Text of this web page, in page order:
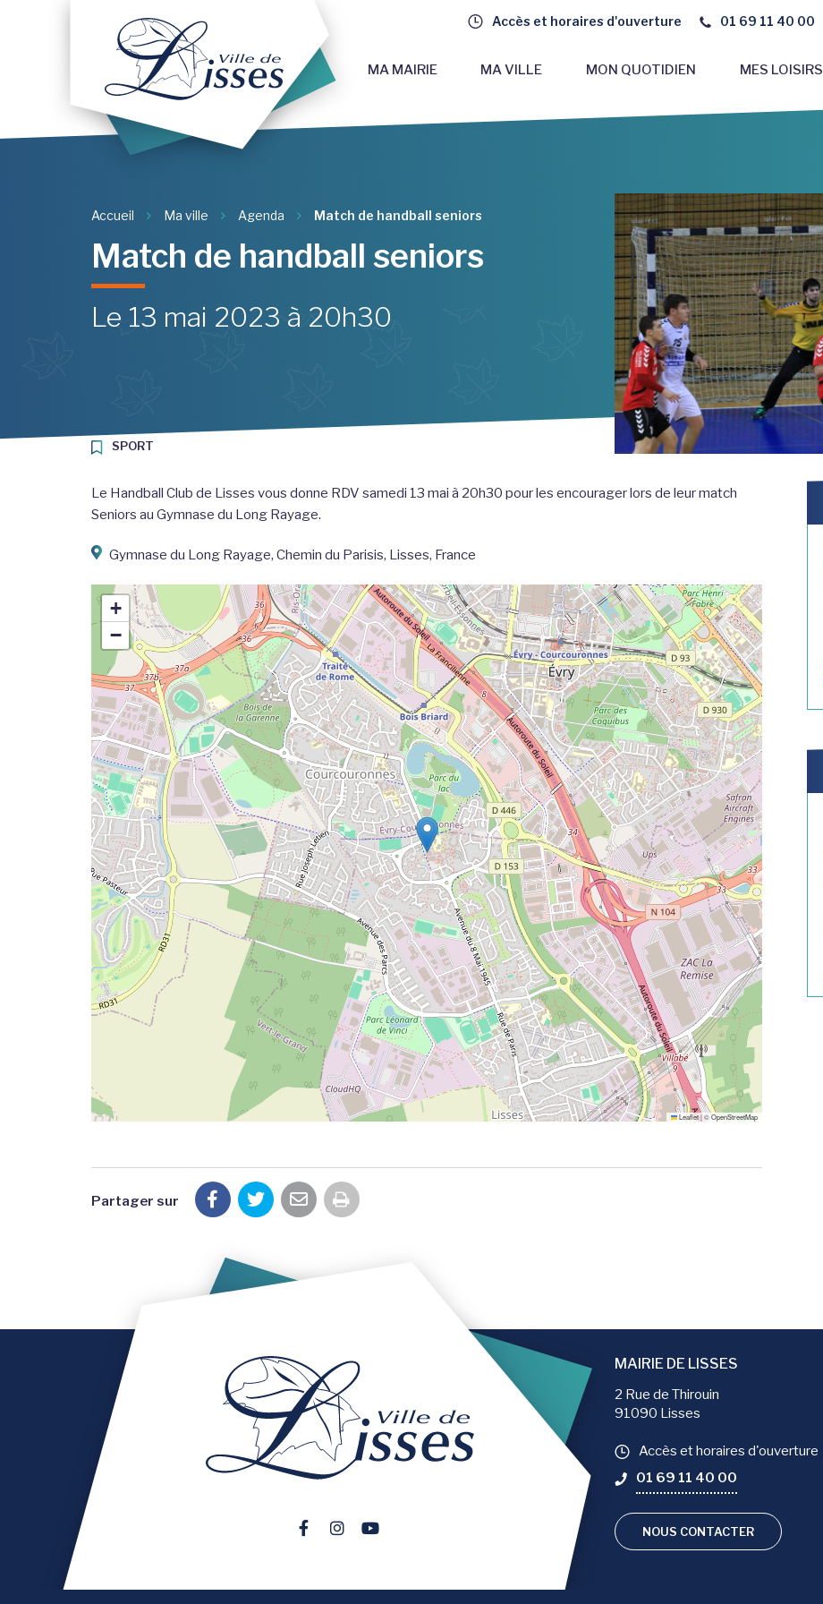
Accès et horaires d'ouverture 01 69 11 40 00
MA MAIRIE MA VILLE MON QUOTIDIEN MES LOISIRS
Accueil Ma ville Agenda Match de handball seniors
Match de handball seniors
Le 13 mai 2023 à 20h30
SPORT
Le Handball Club de Lisses vous donne RDV samedi 13 mai à 20h30 pour les encourager lors de leur match
Seniors au Gymnase du Long Rayage.
Gymnase du Long Rayage, Chemin du Parisis, Lisses, France
+
−
Leaflet|©OpenStreetMap
Partager sur Imprimer la page
Lien vers le compte Facebook
Lien vers le compte Instagram
Lien vers la chaîne Youtube
MAIRIE DE LISSES
2 Rue de Thirouin
91090 Lisses
Accès et horaires d'ouverture
01 69 11 40 00
NOUS CONTACTER